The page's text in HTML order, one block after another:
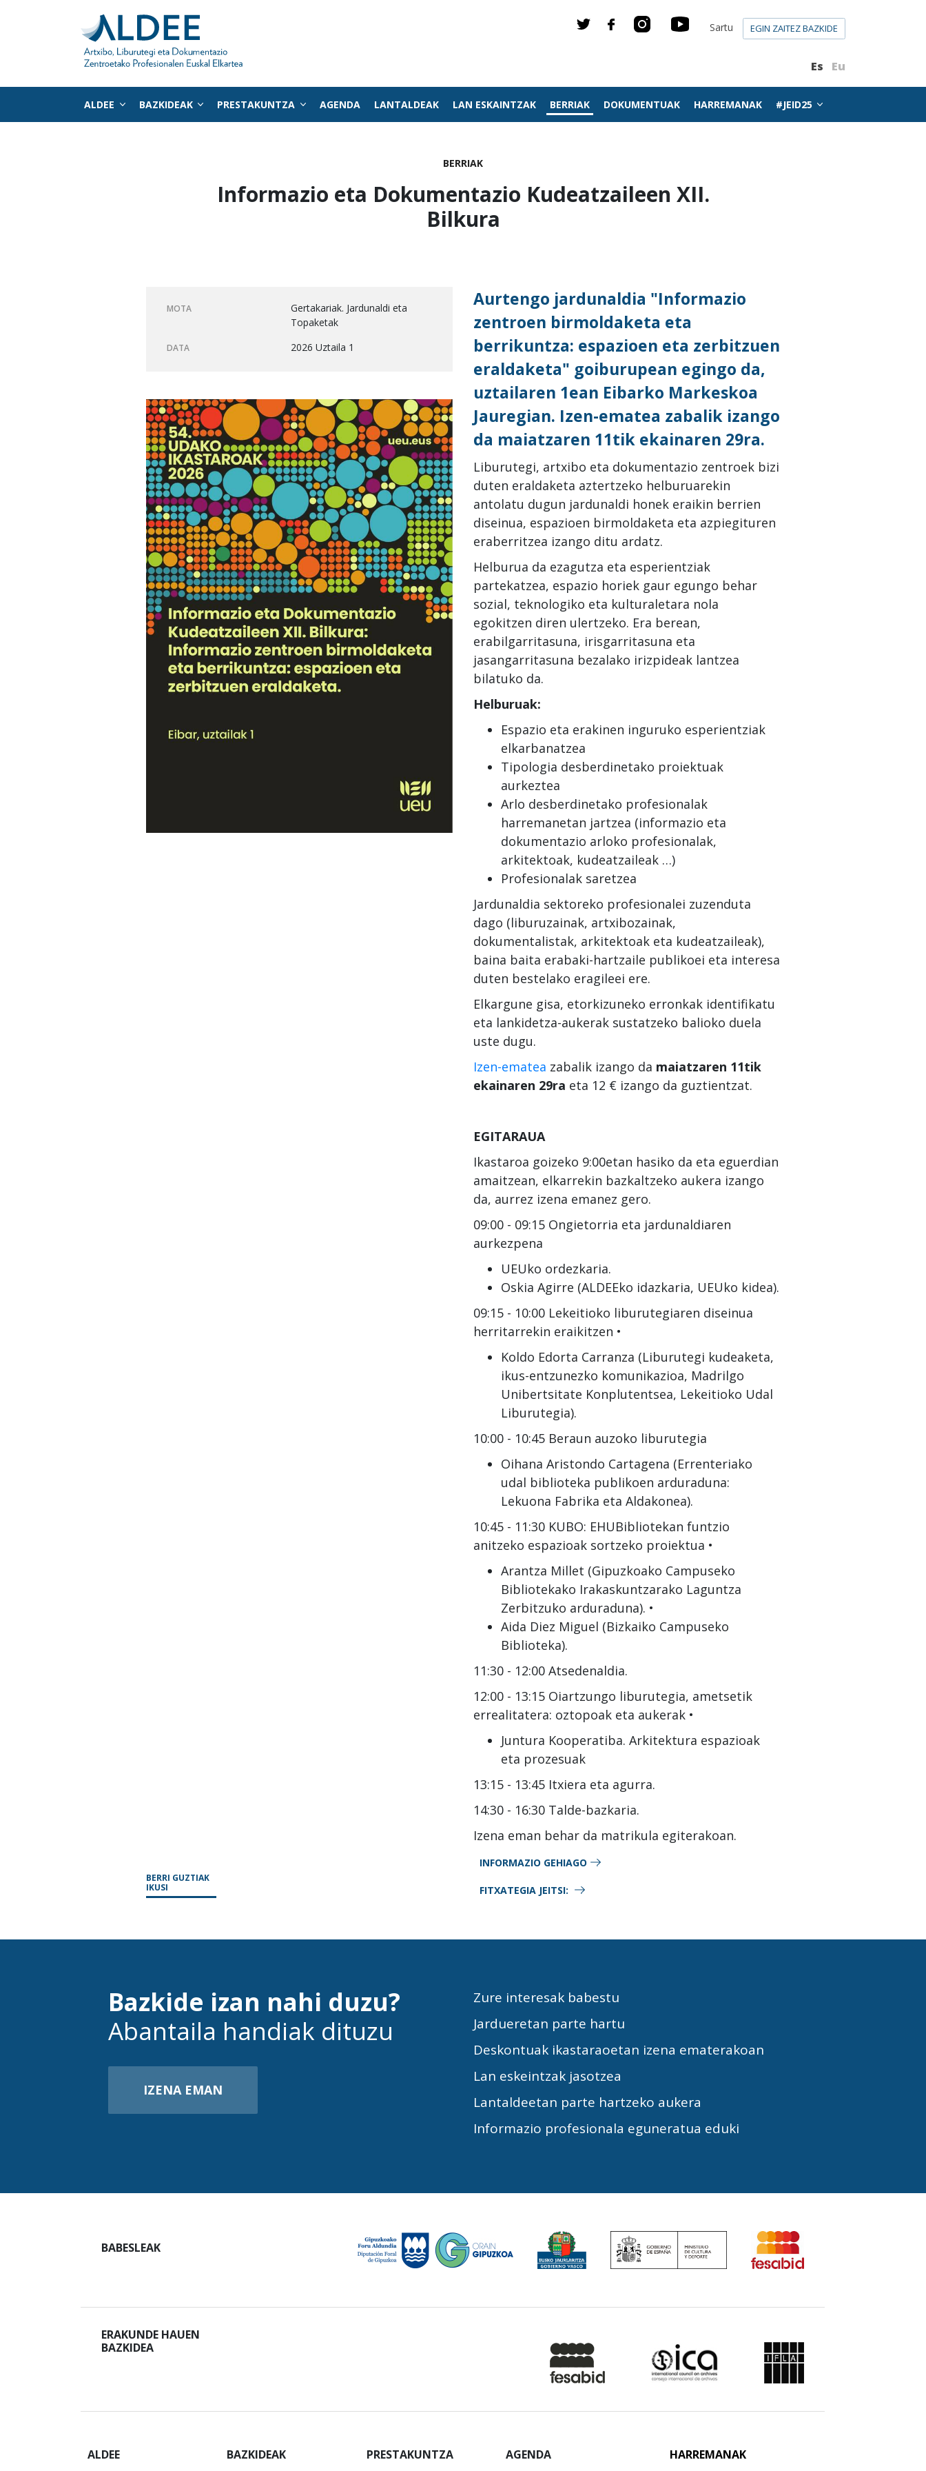
Es Eu
Sartu EGIN ZAITEZ BAZKIDE
ALDEE BAZKIDEAK PRESTAKUNTZA AGENDA LANTALDEAK LAN ESKAINTZAK BERRIAK DOKUMENTUAK HARREMANAK #JEID25
BERRIAK
Informazio eta Dokumentazio Kudeatzaileen XII.
Bilkura
MOTA
Gertakariak. Jardunaldi eta
Topaketak
DATA 2026 Uztaila 1
Aurtengo jardunaldia "Informazio
zentroen birmoldaketa eta
berrikuntza: espazioen eta zerbitzuen
eraldaketa" goiburupean egingo da,
uztailaren 1ean Eibarko Markeskoa
Jauregian. Izen-ematea zabalik izango
da maiatzaren 11tik ekainaren 29ra.
Liburutegi, artxibo eta dokumentazio zentroek bizi
duten eraldaketa aztertzeko helburuarekin
antolatu dugun jardunaldi honek eraikin berrien
diseinua, espazioen birmoldaketa eta azpiegituren
eraberritzea izango ditu ardatz.
Helburua da ezagutza eta esperientziak
partekatzea, espazio horiek gaur egungo behar
sozial, teknologiko eta kulturaletara nola
egokitzen diren ulertzeko. Era berean,
erabilgarritasuna, irisgarritasuna eta
jasangarritasuna bezalako irizpideak lantzea
bilatuko da.
Helburuak:
Espazio eta erakinen inguruko esperientziak
elkarbanatzea
Tipologia desberdinetako proiektuak
aurkeztea
Arlo desberdinetako profesionalak
harremanetan jartzea (informazio eta
dokumentazio arloko profesionalak,
arkitektoak, kudeatzaileak …)
Profesionalak saretzea
Jardunaldia sektoreko profesionalei zuzenduta
dago (liburuzainak, artxibozainak,
dokumentalistak, arkitektoak eta kudeatzaileak),
baina baita erabaki-hartzaile publikoei eta interesa
duten bestelako eragileei ere.
Elkargune gisa, etorkizuneko erronkak identifikatu
eta lankidetza-aukerak sustatzeko balioko duela
uste dugu.
Izen-ematea zabalik izango da maiatzaren 11tik
ekainaren 29ra eta 12 € izango da guztientzat.
EGITARAUA
Ikastaroa goizeko 9:00etan hasiko da eta eguerdian
amaitzean, elkarrekin bazkaltzeko aukera izango
da, aurrez izena emanez gero.
09:00 - 09:15 Ongietorria eta jardunaldiaren
aurkezpena
UEUko ordezkaria.
Oskia Agirre (ALDEEko idazkaria, UEUko kidea).
09:15 - 10:00 Lekeitioko liburutegiaren diseinua
herritarrekin eraikitzen •
Koldo Edorta Carranza (Liburutegi kudeaketa,
ikus-entzunezko komunikazioa, Madrilgo
Unibertsitate Konplutentsea, Lekeitioko Udal
Liburutegia).
10:00 - 10:45 Beraun auzoko liburutegia
Oihana Aristondo Cartagena (Errenteriako
udal biblioteka publikoen arduraduna:
Lekuona Fabrika eta Aldakonea).
10:45 - 11:30 KUBO: EHUBibliotekan funtzio
anitzeko espazioak sortzeko proiektua •
Arantza Millet (Gipuzkoako Campuseko
Bibliotekako Irakaskuntzarako Laguntza
Zerbitzuko arduraduna). •
Aida Diez Miguel (Bizkaiko Campuseko
Biblioteka).
11:30 - 12:00 Atsedenaldia.
12:00 - 13:15 Oiartzungo liburutegia, ametsetik
errealitatera: oztopoak eta aukerak •
Juntura Kooperatiba. Arkitektura espazioak
eta prozesuak
13:15 - 13:45 Itxiera eta agurra.
14:30 - 16:30 Talde-bazkaria.
Izena eman behar da matrikula egiterakoan.
INFORMAZIO GEHIAGO
FITXATEGIA JEITSI:
BERRI GUZTIAK
IKUSI
Bazkide izan nahi duzu?
Abantaila handiak dituzu
IZENA EMAN
Zure interesak babestu
Jardueretan parte hartu
Deskontuak ikastaraoetan izena ematerakoan
Lan eskeintzak jasotzea
Lantaldeetan parte hartzeko aukera
Informazio profesionala eguneratua eduki
BABESLEAK
ERAKUNDE HAUEN
BAZKIDEA
ALDEE BAZKIDEAK PRESTAKUNTZA AGENDA HARREMANAK